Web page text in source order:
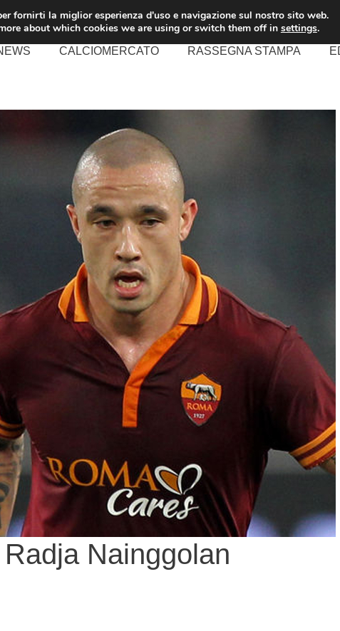
CALCIOMERCATO RASSEGNA STAMPA
Nainggolan
fornirti la miglior esperienza d'uso e navigazione sul nostro sito web.
about which cookies we are using or switch them off in settings.